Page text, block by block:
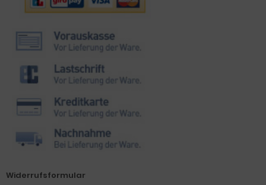
Widerrufsformular